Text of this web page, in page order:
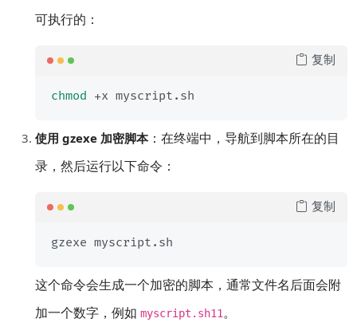
可执行的：
chmod
复制
使用 gzexe 加密脚本：在终端中，导航到脚本所在的目
录，然后运行以下命令：
复制
这个命令会生成一个加密的脚本，通常文件名后面会附
加一个数字，例如 myscript.sh11。